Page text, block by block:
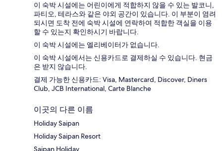
이 숙박 시설에는 어린이에게 적합하지 않을 수 있는 발코니,
파티오, 테라스와 같은 야외 공간이 있습니다. 이 부분이 염려
되시면 도착 전에 숙박 시설에 연락하여 적합한 객실을 이용
할 수 있는지 확인하시기 바랍니다.
이 숙박 시설에는 엘리베이터가 없습니다.
이 숙박 시설에서는 신용카드로 결제하실 수 있습니다. 현금
은 받지 않습니다.
결제 가능한 신용카드: Visa, Mastercard, Discover, Diners
Club, JCB International, Carte Blanche
이곳의 다른 이름
Holiday Saipan
Holiday Saipan Resort
Saipan Holiday